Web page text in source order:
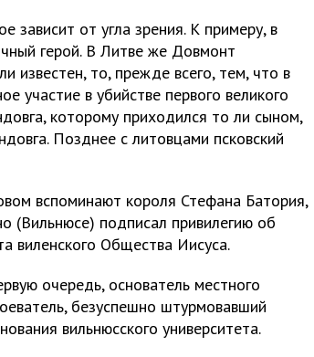
зависит от угла зрения. К примеру, в
герой. В Литве же Довмонт
известен, то, прежде всего, тем, что в
участие в убийстве первого великого
которому приходился то ли сыном,
Позднее с литовцами псковский
вспоминают короля Стефана Батория,
(Вильнюсе) подписал привилегию об
виленского Общества Иисуса.
очередь, основатель местного
безуспешно штурмовавший
вильнюсского университета.